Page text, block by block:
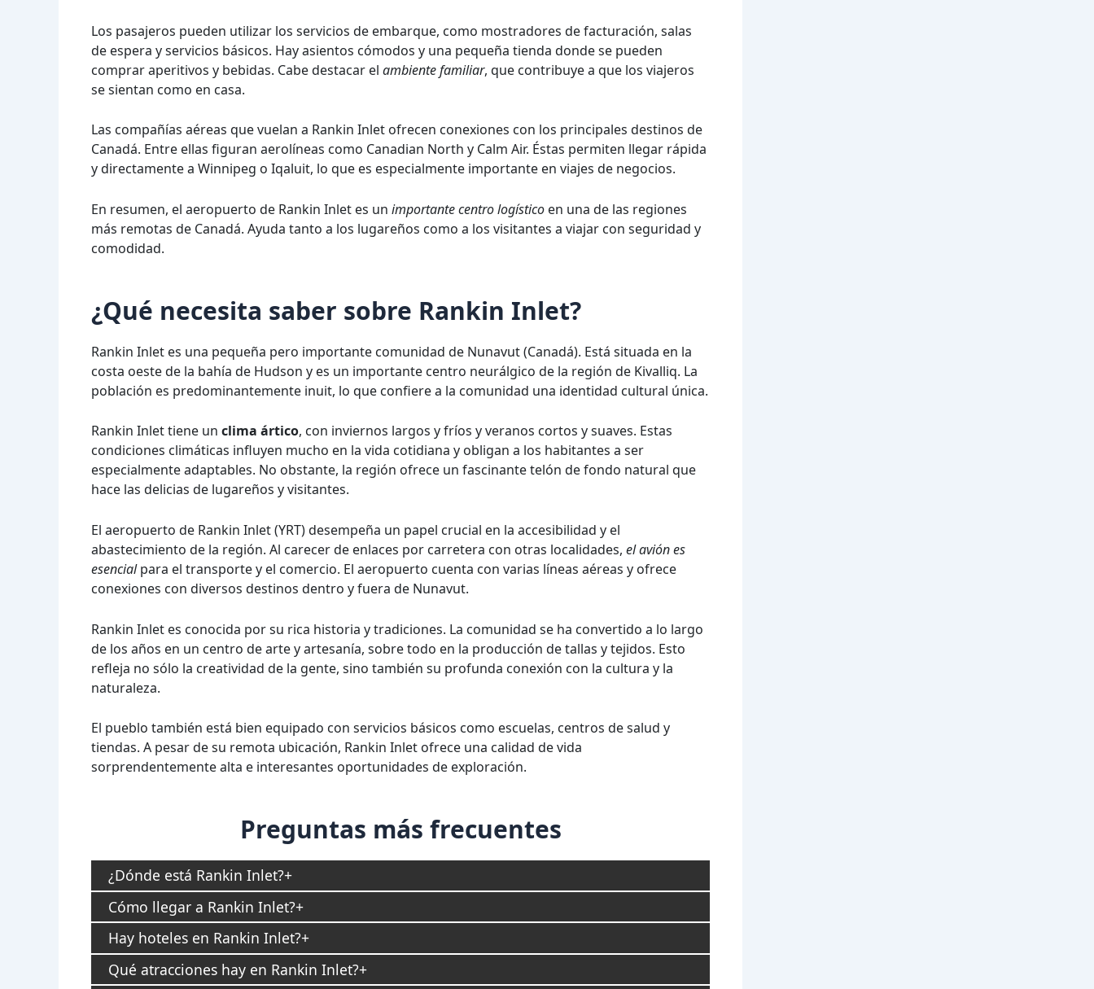
Los pasajeros pueden utilizar los servicios de embarque, como mostradores de facturación, salas
de espera y servicios básicos. Hay asientos cómodos y una pequeña tienda donde se pueden
comprar aperitivos y bebidas. Cabe destacar el ambiente familiar, que contribuye a que los viajeros
se sientan como en casa.
Las compañías aéreas que vuelan a Rankin Inlet ofrecen conexiones con los principales destinos de
Canadá. Entre ellas figuran aerolíneas como Canadian North y Calm Air. Éstas permiten llegar rápida
y directamente a Winnipeg o Iqaluit, lo que es especialmente importante en viajes de negocios.
En resumen, el aeropuerto de Rankin Inlet es un importante centro logístico en una de las regiones
más remotas de Canadá. Ayuda tanto a los lugareños como a los visitantes a viajar con seguridad y
comodidad.
¿Qué necesita saber sobre Rankin Inlet?
Rankin Inlet es una pequeña pero importante comunidad de Nunavut (Canadá). Está situada en la
costa oeste de la bahía de Hudson y es un importante centro neurálgico de la región de Kivalliq. La
población es predominantemente inuit, lo que confiere a la comunidad una identidad cultural única.
Rankin Inlet tiene un clima ártico, con inviernos largos y fríos y veranos cortos y suaves. Estas
condiciones climáticas influyen mucho en la vida cotidiana y obligan a los habitantes a ser
especialmente adaptables. No obstante, la región ofrece un fascinante telón de fondo natural que
hace las delicias de lugareños y visitantes.
El aeropuerto de Rankin Inlet (YRT) desempeña un papel crucial en la accesibilidad y el
abastecimiento de la región. Al carecer de enlaces por carretera con otras localidades, el avión es
esencialpara el transporte y el comercio. El aeropuerto cuenta con varias líneas aéreas y ofrece
conexiones con diversos destinos dentro y fuera de Nunavut.
Rankin Inlet es conocida por su rica historia y tradiciones. La comunidad se ha convertido a lo largo
de los años en un centro de arte y artesanía, sobre todo en la producción de tallas y tejidos. Esto
refleja no sólo la creatividad de la gente, sino también su profunda conexión con la cultura y la
naturaleza.
El pueblo también está bien equipado con servicios básicos como escuelas, centros de salud y
tiendas. A pesar de su remota ubicación, Rankin Inlet ofrece una calidad de vida
sorprendentemente alta e interesantes oportunidades de exploración.
Preguntas más frecuentes
¿Dónde está Rankin Inlet?
Cómo llegar a Rankin Inlet?
Hay hoteles en Rankin Inlet?
Qué atracciones hay en Rankin Inlet?